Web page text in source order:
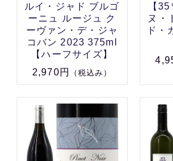
ルイ・ジャド ブルゴ
ーニュ ルージュ ク
ーヴァン・デ・ジャ
コバン 2023 375ml
【ハーフサイズ】
2,970円
（税込み）
【
ヌ・
ド・